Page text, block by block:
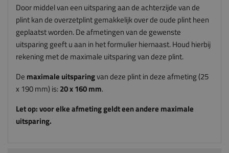
Door middel van een uitsparing aan de achterzijde van de
plint kan de overzetplint gemakkelijk over de oude plint heen
geplaatst worden. De afmetingen van de gewenste
uitsparing geeft u aan in het formulier hiernaast. Houd hierbij
rekening met de maximale uitsparing van deze plint.
De maximale uitsparingvan deze plint in deze afmeting (25
x 190 mm) is:20x 160mm.
Let op: voor elke afmeting geldt een andere maximale
uitsparing.